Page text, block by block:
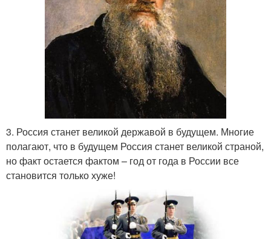
3. Россия станет великой державой в будущем. Многие
полагают, что в будущем Россия станет великой страной,
но факт остается фактом – год от года в России все
становится только хуже!